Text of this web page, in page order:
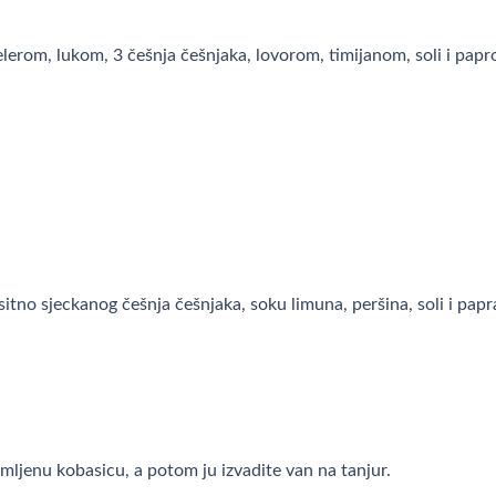
lukom, 3 češnja češnjaka, lovorom, timijanom, soli i
sjeckanog češnja češnjaka, soku limuna, peršina, soli i
kobasicu, a potom ju izvadite van na tanjur.